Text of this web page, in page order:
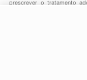
prescrever o tratamento